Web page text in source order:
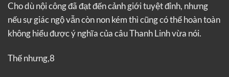
Cho dù nội công đã đạt đến cảnh giới tuyệt đỉnh, nhưng
nếu sự giác ngộ vẫn còn non kém thì cũng có thể hoàn toàn
không hiểu được ý nghĩa của câu Thanh Linh vừa nói.
Thế nhưng,8